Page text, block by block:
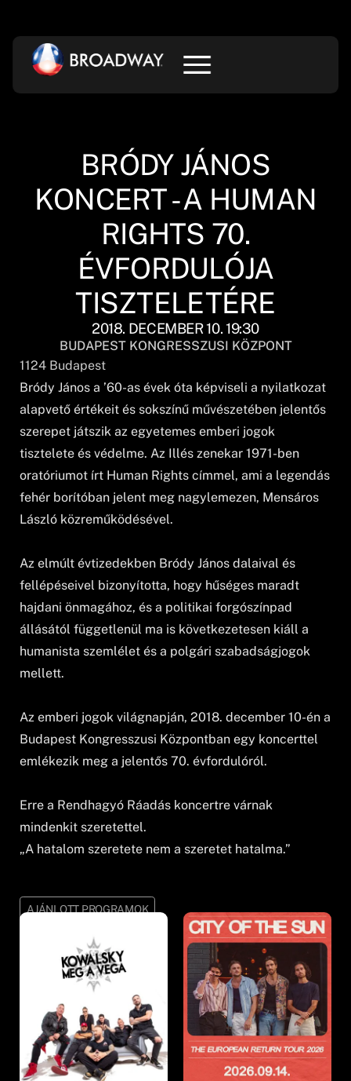
BRÓDY JÁNOS
KONCERT - A HUMAN
RIGHTS 70.
ÉVFORDULÓJA
TISZTELETÉRE
2018. DECEMBER 10. 19:30
BUDAPEST KONGRESSZUSI KÖZPONT
1124 Budapest
Bródy János a ’60-as évek óta képviseli a nyilatkozat
alapvető értékeit és sokszínű művészetében jelentős
szerepet játszik az egyetemes emberi jogok
tisztelete és védelme. Az Illés zenekar 1971-ben
oratóriumot írt Human Rights címmel, ami a legendás
fehér borítóban jelent meg nagylemezen, Mensáros
László közreműködésével.
Az elmúlt évtizedekben Bródy János dalaival és
fellépéseivel bizonyította, hogy hűséges maradt
hajdani önmagához, és a politikai forgószínpad
állásától függetlenül ma is következetesen kiáll a
humanista szemlélet és a polgári szabadságjogok
mellett.
Az emberi jogok világnapján, 2018. december 10-én a
Budapest Kongresszusi Központban egy koncerttel
emlékezik meg a jelentős 70. évfordulóról.
Erre a Rendhagyó Ráadás koncertre várnak
mindenkit szeretettel.
„A hatalom szeretete nem a szeretet hatalma.”
AJÁNLOTT PROGRAMOK